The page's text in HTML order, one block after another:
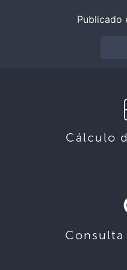
Publicado
Cálculo
Consulta